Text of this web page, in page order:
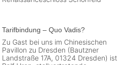
Tarifbindung – Quo Vadis?
Zu Gast bei uns im Chinesischen
Pavillon zu Dresden (Bautzner
Landstraße 17A, 01324 Dresden) ist